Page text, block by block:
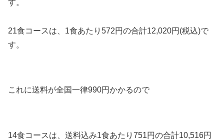
す。
21食コースは、1食あたり572円の合計12,020円(税込)で
す。
これに送料が全国一律990円かかるので
14食コースは、送料込み1食あたり751円の合計10,516円